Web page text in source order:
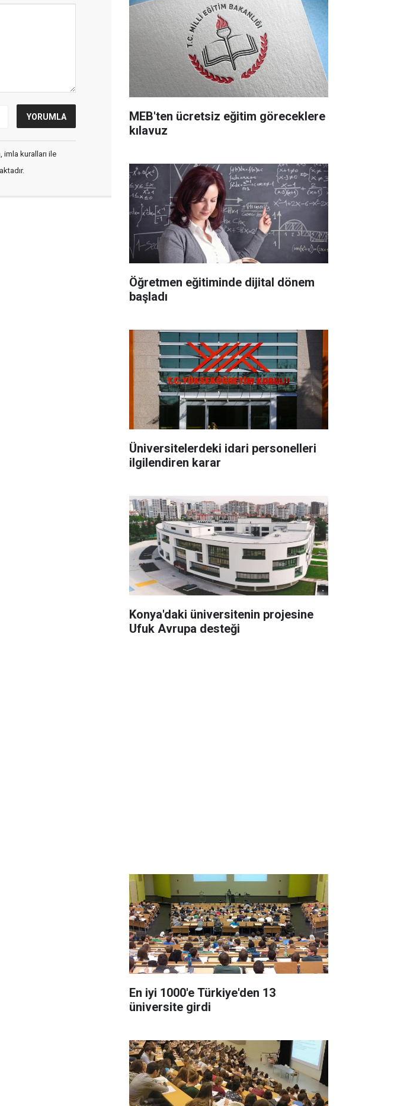
imla kuralları ile
MEB'ten ücretsiz eğitim göreceklere
kılavuz
Öğretmen eğitiminde dijital dönem
başladı
Üniversitelerdeki idari personelleri
ilgilendiren karar
Konya'daki üniversitenin projesine
Ufuk Avrupa desteği
En iyi 1000'e Türkiye'den 13
üniversite girdi